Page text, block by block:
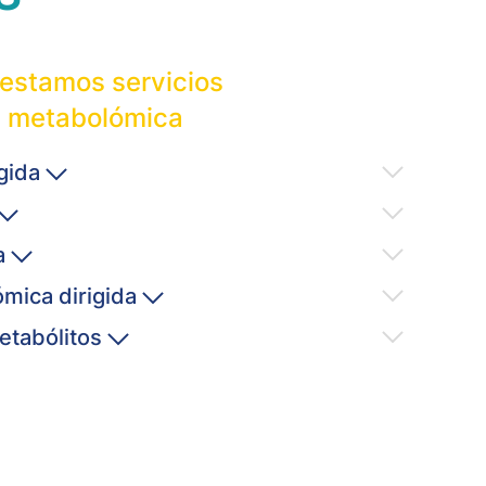
servicios
dirigida